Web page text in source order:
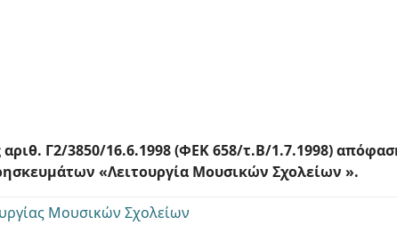
Γ2/3850/16.6.1998 (ΦΕΚ 658/τ.Β/1.7.1998)
«Λειτουργία Μουσικών Σχολείων ».
Μουσικών Σχολείων